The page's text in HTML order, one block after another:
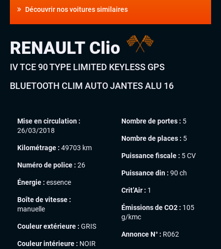
Découvrir nos voitures similaires
RENAULT Clio
IV TCE 90 TYPE LIMITED KEYLESS GPS
BLUETOOTH CLIM AUTO JANTES ALU 16
Mise en circulation :
26/03/2018
Kilométrage : 49703 km
Numéro de police : 26
Énergie : essence
Boîte de vitesse :
manuelle
Couleur extérieure : GRIS
Couleur intérieure : NOIR
Nombre de portes : 5
Nombre de places : 5
Puissance fiscale : 5 CV
Puissance din : 90 ch
Crit’Air : 1
Émissions de CO2 : 105
g/kmc
Annonce N° : R062